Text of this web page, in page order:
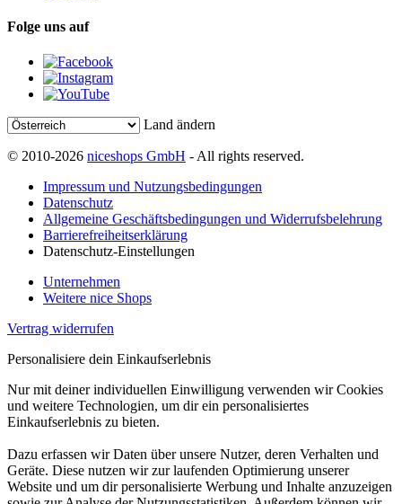
Folge uns auf
Land ändern
© 2010-2026 niceshops GmbH - All rights reserved.
Impressum und Nutzungsbedingungen
Datenschutz
Allgemeine Geschäftsbedingungen und Widerrufsbelehrung
Barrierefreiheitserklärung
Datenschutz-Einstellungen
Unternehmen
Weitere nice Shops
Vertrag widerrufen
Personalisiere dein Einkaufserlebnis
Nur mit deiner individuellen Einwilligung verwenden wir Cookies
und weitere Technologien, um dir ein personalisiertes
Einkaufserlebnis zu bieten.
Dazu erfassen wir Daten über unsere Nutzer, deren Verhalten und
Geräte. Diese nutzen wir zur laufenden Optimierung unserer
Website und um dir personalisierte Werbung und Inhalte anzuzeigen